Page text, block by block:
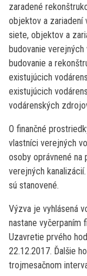
zaradené
objektov a zariadení
siete, objektov a
budovanie
budovanie a
existujúcich
existujúcich
vodárenských
O finančné
vlastníci verejných
osoby oprávnené na
verejných
sú stanovené.
Výzva je vyhlásená
nastane vyčerpaním
Uzavretie prvého
22.12.2017. Ďalšie
trojmesačnom